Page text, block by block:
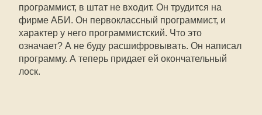
программист, в штат не входит. Он трудится на
фирме АБИ. Он первоклассный программист, и
характер у него программистский. Что это
означает? А не буду расшифровывать. Он написал
программу. А теперь придает ей окончательный
лоск.